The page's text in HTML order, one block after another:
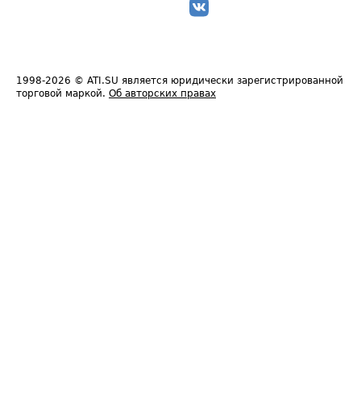
1998-2026 © ATI.SU является юридически зарегистрированной
торговой маркой. Об авторских правах